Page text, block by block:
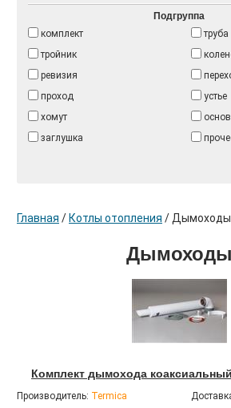
Подгруппа
комплект
труба
тройник
ревизия
проход
устье
хомут
заглушка
Главная / Котлы отопления /Дымоходы
Дымоходы
Комплект дымохода
Производитель: Termica